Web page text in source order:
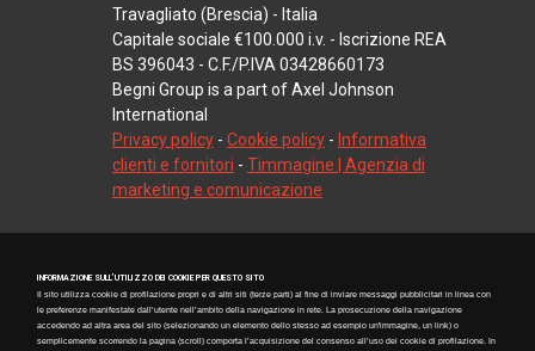
INFORMAZIONE SULL’UTILIZZO DEI COOKIE PER QUESTO SITO
Il sito utilizza cookie di profilazione propri e di altri siti (terze parti) al fine di inviare messaggi pubblicitari in linea con
le preferenze manifestate dall’utente nell’ambito della navigazione in rete. La prosecuzione della navigazione
accedendo ad altra area del sito (selezionando un elemento dello stesso ad esempio un'immagine, un link) o
semplicemente scorrendo la pagina (scroll) comporta l’acquisizione del consenso all’uso dei cookie di profilazione. In
Travagliato (Brescia) - Italia
Capitale sociale €100.000 i.v. - Iscrizione REA
BS 396043 - C.F./P.IVA 03428660173
Begni Group is a part of Axel Johnson
International
Privacy policy - Cookie policy - Informativa
clienti e fornitori - Timmagine | Agenzia di
marketing e comunicazione